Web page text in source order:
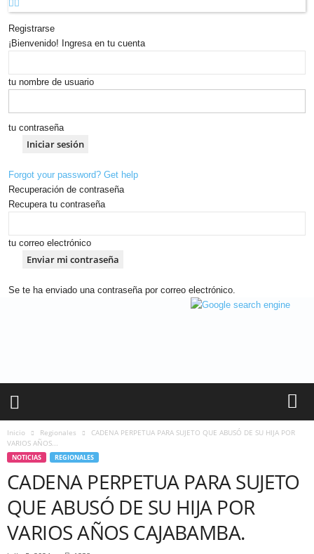
Registrarse
¡Bienvenido! Ingresa en tu cuenta
tu nombre de usuario
tu contraseña
Forgot your password? Get help
Recuperación de contraseña
Recupera tu contraseña
tu correo electrónico
Se te ha enviado una contraseña por correo electrónico.
a
Inicio Regionales
CADENA PERPETUA PARA SUJETO QUE ABUSÓ DE SU HIJA POR
VARIOS AÑOS...
NOTICIAS REGIONALES
CADENA PERPETUA PARA SUJETO
QUE ABUSÓ DE SU HIJA POR
VARIOS AÑOS CAJABAMBA.